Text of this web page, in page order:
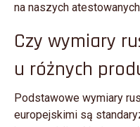
na naszych
Czy wymiary
u różnych
Podstawowe wymiary
europejskimi są